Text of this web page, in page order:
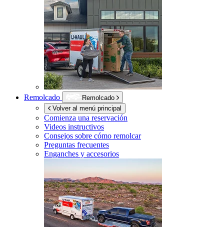
Remolcado
Remolcado
Volver al menú principal
Comienza una reservación
Videos instructivos
Consejos sobre cómo remolcar
Preguntas frecuentes
Enganches y accesorios